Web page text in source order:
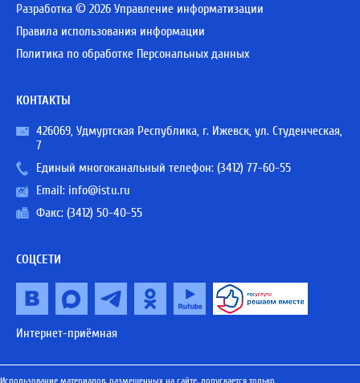
Разработка © 2026 Управление информатизации
Правила использования информации
Политика по обработке Персональных данных
КОНТАКТЫ
426069, Удмуртская Республика, г. Ижевск, ул. Студенческая,
7
Единый многоканальный телефон: (3412) 77-60-55
Email: info@istu.ru
Факс: (3412) 50-40-55
СОЦСЕТИ
Интернет-приёмная
Использование материалов, размещенных на сайте, допускается только